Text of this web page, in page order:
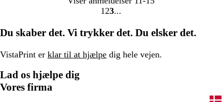
Gå
side
1 Gå
side
2 Gå
side
3
Du skaber det. Vi trykker det. Du elsker det.
VistaPrint er klar til at hjælpe dig hele vejen.
Lad os hjælpe dig
Vores firma